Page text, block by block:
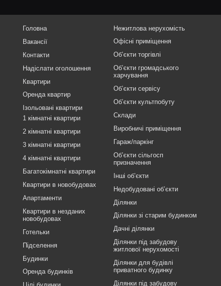
Головна
Вакансії
Контакти
Надіслати оголошення
Квартири
Оренда квартир
Ізольовані квартири
1 кімнатні квартири
2 кімнатні квартири
3 кімнатні квартири
4 кімнатні квартири
Багатокімнатні квартири
Квартири в новобудовах
Апартаменти
Квартири в незданих
новобудовах
Готельки
Підселення
Будинки
Оренда будинків
Нежитлова нерухомість
Офісні приміщення
Об’єкти торгівлі
Об’єкти громадського
харчування
Об’єкти сервісу
Об’єкти культпобуту
Склади
Виробничі приміщення
Гараж/паркінг
Об’єкти сільгосп
призначення
Інші об’єкти
Недобудовані об’єкти
Ділянки
Ділянки зі старим будинком
Дачні ділянки
Ділянки під забудову
житлової нерухомості
Ділянки для будівлі
приватного будинку
Ділянки під забудову